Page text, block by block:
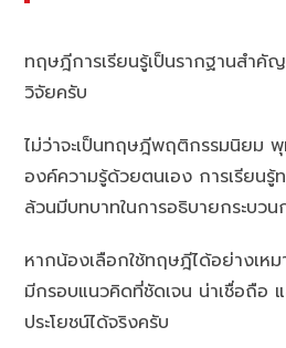
ทฤษฎีการเรียนรู้เป็นรากฐานสำคั
วิจัยครับ
ไม่ว่าจะเป็นทฤษฎีพฤติกรรมนิย
องค์ความรู้ด้วยตนเอง การเรียน
ล้วนมีบทบาทในการอธิบายกระบว
หากน้องเลือกใช้ทฤษฎีได้อย่างเหม
มีกรอบแนวคิดที่ชัดเจน น่าเชื่อถือ แ
ประโยชน์ได้จริงครับ